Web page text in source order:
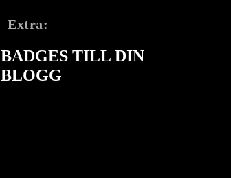
Extra:
BADGES TILL DIN
BLOGG